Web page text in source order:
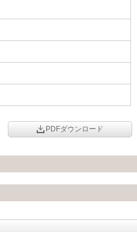
PDFダウンロード